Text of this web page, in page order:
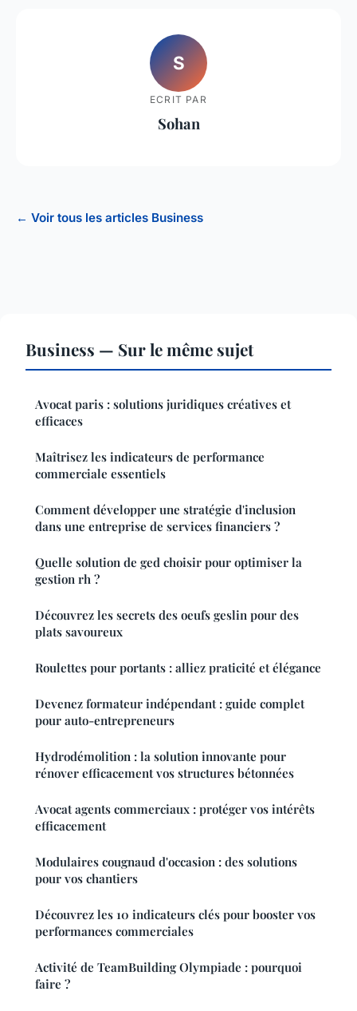
S
ECRIT PAR
Sohan
← Voir tous les articles Business
Business — Sur le même sujet
Avocat paris : solutions juridiques créatives et
efficaces
Maîtrisez les indicateurs de performance
commerciale essentiels
Comment développer une stratégie d'inclusion
dans une entreprise de services financiers ?
Quelle solution de ged choisir pour optimiser la
gestion rh ?
Découvrez les secrets des oeufs geslin pour des
plats savoureux
Roulettes pour portants : alliez praticité et élégance
Devenez formateur indépendant : guide complet
pour auto-entrepreneurs
Hydrodémolition : la solution innovante pour
rénover efficacement vos structures bétonnées
Avocat agents commerciaux : protéger vos intérêts
efficacement
Modulaires cougnaud d'occasion : des solutions
pour vos chantiers
Découvrez les 10 indicateurs clés pour booster vos
performances commerciales
Activité de TeamBuilding Olympiade : pourquoi
faire ?